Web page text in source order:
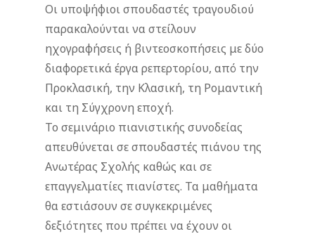
Οι υποψήφιοι σπουδαστές τραγουδιού
παρακαλούνται να στείλουν
ηχογραφήσεις ή βιντεοσκοπήσεις με δύο
διαφορετικά έργα ρεπερτορίου, από την
Προκλασική, την Κλασική, τη Ρομαντική
και τη Σύγχρονη εποχή.
Το σεμινάριο πιανιστικής συνοδείας
απευθύνεται σε σπουδαστές πιάνου της
Ανωτέρας Σχολής καθώς και σε
επαγγελματίες πιανίστες. Τα μαθήματα
θα εστιάσουν σε συγκεκριμένες
δεξιότητες που πρέπει να έχουν οι